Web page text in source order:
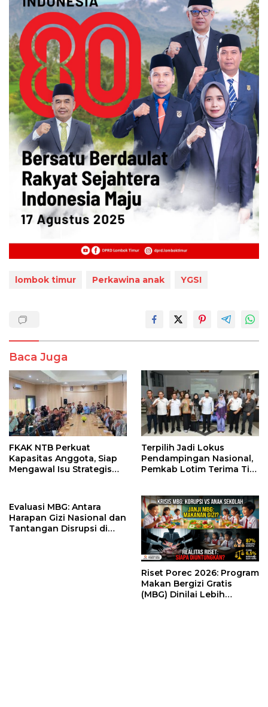
lombok timur Perkawina anak YGSI
Baca Juga
FKAK NTB Perkuat
Kapasitas Anggota, Siap
Mengawal Isu Strategis
Terpilih Jadi Lokus
Pendampingan Nasional,
Pemkab Lotim Terima Tim
Evaluasi MBG: Antara
Harapan Gizi Nasional dan
Tantangan Disrupsi di
Riset Porec 2026: Program
Makan Bergizi Gratis
(MBG) Dinilai Lebih